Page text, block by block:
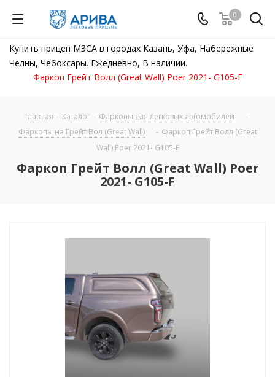
0
Купить прицеп МЗСА в городах Казань, Уфа, Набережные
Челны, Чебоксары. Ежедневно, В наличии.
Фаркоп Грейт Волл (Great Wall) Poer 2021- G105-F
Главная - Каталог - Фаркопы для легковых автомобилей
-
Фаркопы на Грейт Вол (Great Wall)
- Фаркоп Грейт Волл (Great
Wall) Poer 2021- G105-F
Фаркоп Грейт Волл (Great Wall) Poer
2021- G105-F